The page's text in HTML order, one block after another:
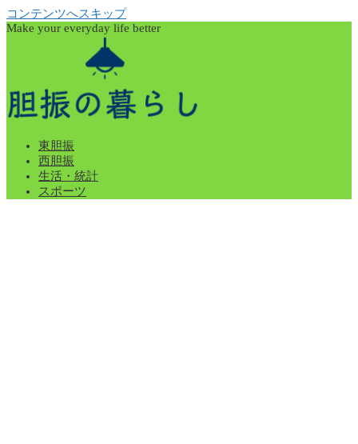
コンテンツへスキップ
Make your everyday life better
東胆振
西胆振
生活・統計
スポーツ